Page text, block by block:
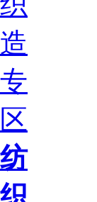
造
专
区
纺